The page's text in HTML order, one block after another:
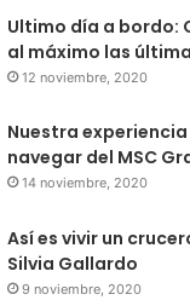
Ultimo día a bordo:
al máximo las
12 noviembre, 2020
Nuestra
navegar del MSC
14 noviembre, 2020
Así es vivir un
Silvia Gallardo
9 noviembre, 2020